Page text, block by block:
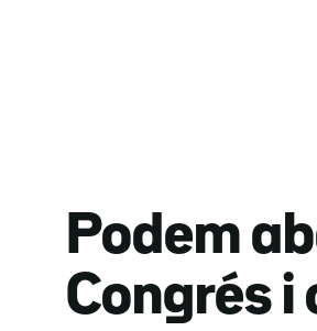
Podem
Congrés i